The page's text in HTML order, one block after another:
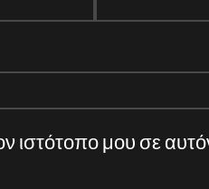
ιστότοπο μου σε